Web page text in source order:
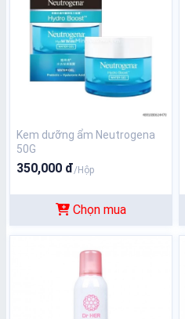
Kem dưỡng ẩm Neutrogena
50G
350,000 đ/Hộp
Chọn mua